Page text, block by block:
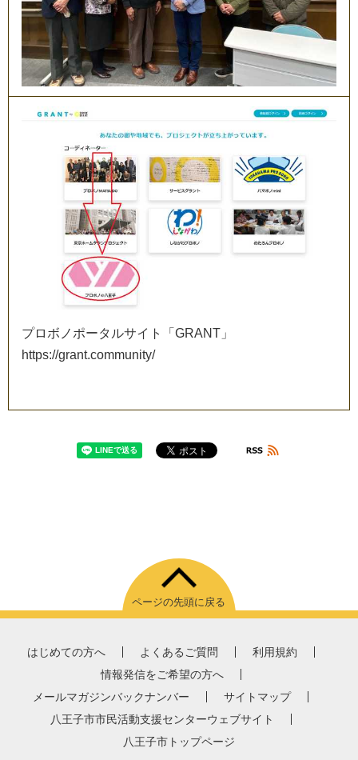
プロ ボ ノ ポータ ルサイ ト 「 GRANT 」
https://grant.community/
ページの先頭に戻る
はじめての方へ よくあるご質問
利用規約
情報発信をご希望の方へ
メールマガジンバックナンバー
サイトマップ
八王子市市民活動支援センターウェブサイト
八王子市トップページ